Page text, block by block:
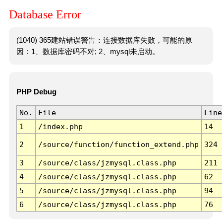
Database Error
(1040) 365建站错误警告：连接数据库失败，可能的原
因：1、数据库密码不对; 2、mysql未启动。
PHP Debug
No. File
Line
1
/index.php 14
2 /source/function/function_extend.php 324
3 /source/class/jzmysql.class.php
211
4
/source/class/jzmysql.class.php
62
5
/source/class/jzmysql.class.php
94
6
/source/class/jzmysql.class.php 76